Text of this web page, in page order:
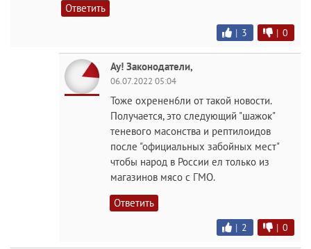
Ответить
| 3 | 0
Ау! Законодатели,
06.07.2022 05:04
Тоже охренен6ли от такой новости.
Получается, это следующий "шажок"
теневого масонства и рептилоидов
после "официальных забойных мест"
чтобы народ в России ел только из
магазинов мясо с ГМО.
Ответить
| 2 | 0